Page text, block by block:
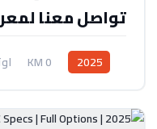
تواصل معنا
2025
0 KM
نظام دفع بالعجلات